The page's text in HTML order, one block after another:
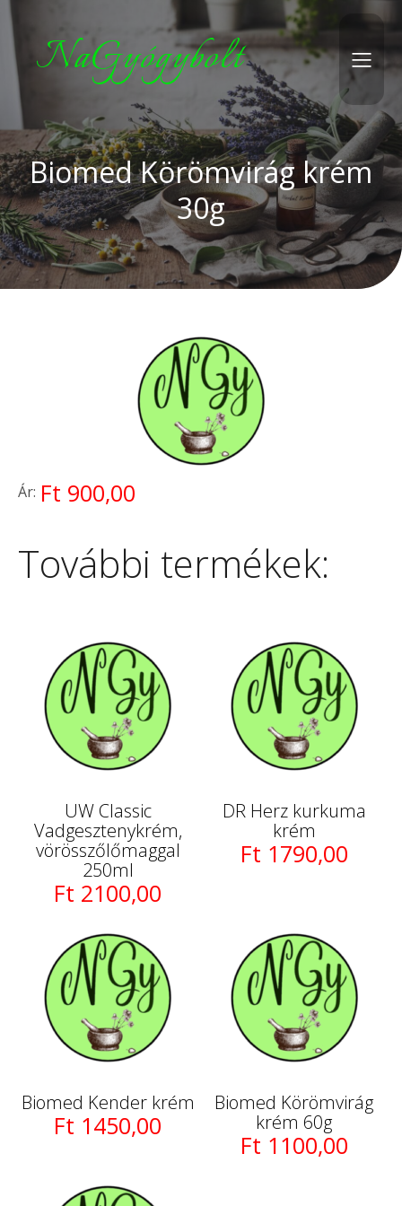
NaGyógybolt
Biomed Körömvirág krém
30g
Ár: Ft 900,00
További termékek:
UW Classic
Vadgesztenykrém,
vörösszőlőmaggal
250ml
Ft 2100,00
DR Herz kurkuma
krém
Ft 1790,00
Biomed Kender krém
Ft 1450,00
Biomed Körömvirág
krém 60g
Ft 1100,00